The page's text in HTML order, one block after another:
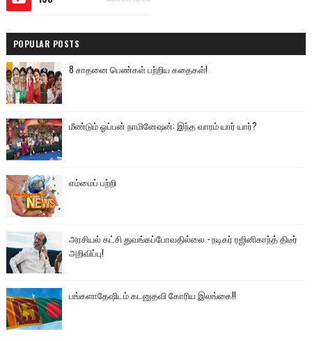
POPULAR POSTS
8 சாதனை பெண்கள் பற்றிய கதைகள்!
மீண்டும் ஓப்பன் நாமினேஷன்: இந்த வாரம் யார் யார்?
எம்மைப் பற்றி
அரசியல் கட்சி துவங்கப்போவதில்லை - நடிகர் ரஜினிகாந்த் திடீர்
அறிவிப்பு!
பங்களாதேஷிடம் கடனுதவி கோரிய இலங்கை!!